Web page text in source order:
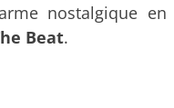
nostalgique en
Beat.